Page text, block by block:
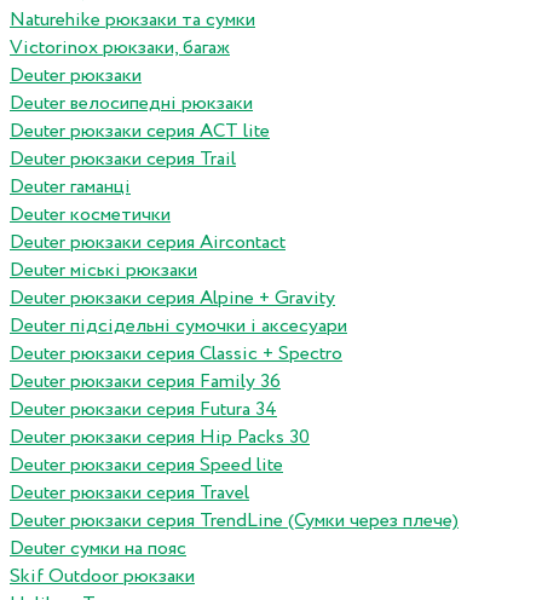
Naturehike рюкзаки та сумки
Victorinox рюкзаки, багаж
Deuter рюкзаки
Deuter велосипедні рюкзаки
Deuter рюкзаки серия ACT lite
Deuter рюкзаки серия Trail
Deuter гаманці
Deuter косметички
Deuter рюкзаки серия Aircontact
Deuter міські рюкзаки
Deuter рюкзаки серия Alpine + Gravity
Deuter підсідельні сумочки і аксесуари
Deuter рюкзаки серия Classic + Spectro
Deuter рюкзаки серия Family 36
Deuter рюкзаки серия Futura 34
Deuter рюкзаки серия Hip Packs 30
Deuter рюкзаки серия Speed lite
Deuter рюкзаки серия Travel
Deuter рюкзаки серия TrendLine (Сумки через плече)
Deuter сумки на пояс
Skif Outdoor рюкзаки